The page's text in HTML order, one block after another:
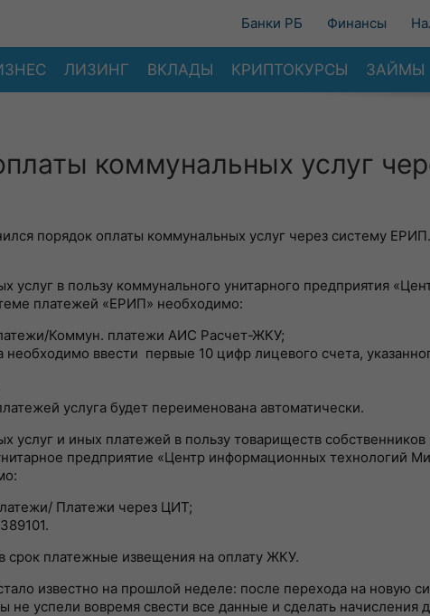
Банки РБ Финансы
ЛИЗИНГ ВКЛАДЫ КРИПТОКУРСЫ ЗАЙМЫ
коммунальных услуг
порядок оплаты коммунальных услуг через систему
услуг в пользу коммунального унитарного предприятия
платежей «ЕРИП» необходимо:
Коммун. платежи АИС Расчет-ЖКУ;
ввести первые 10 цифр лицевого счета,
услуга будет переименована автоматически.
и иных платежей в пользу товариществ собственников
предприятие «Центр информационных технологий
Платежи через ЦИТ;
срок платежные извещения на оплату ЖКУ.
известно на прошлой неделе: после перехода на новую
успели вовремя свести все данные и сделать начисления